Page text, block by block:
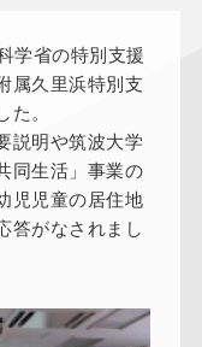
学省の特別支援
属久里浜特別支
。
説明や筑波大学
同生活」事業の
児児童の居住地
答がなされまし